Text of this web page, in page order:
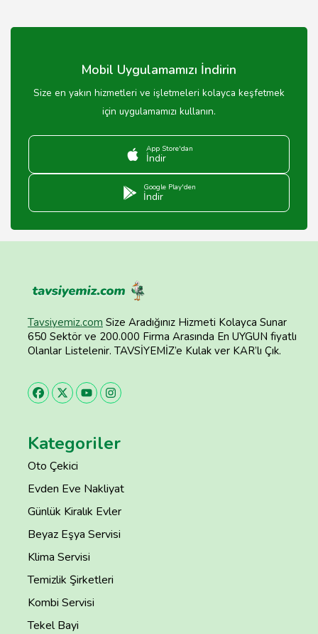
Mobil Uygulamamızı İndirin
Size en yakın hizmetleri ve işletmeleri kolayca keşfetmek
için uygulamamızı kullanın.
App Store'dan
İndir
Google Play'den
İndir
Tavsiyemiz.com Size Aradığınız Hizmeti Kolayca Sunar
650 Sektör ve 200.000 Firma Arasında En UYGUN fiyatlı
Olanlar Listelenir. TAVSİYEMİZ’e Kulak ver KAR’lı Çık.
Kategoriler
Oto Çekici
Evden Eve Nakliyat
Günlük Kiralık Evler
Beyaz Eşya Servisi
Klima Servisi
Temizlik Şirketleri
Kombi Servisi
Tekel Bayi